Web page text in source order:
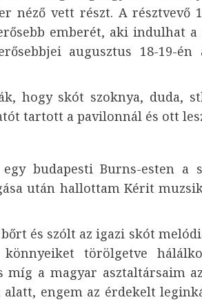
néző vett részt. A résztvevő
emberét, aki indulhat a
augusztus 18-19-
hogy skót szoknya, duda,
tartott a pavilonnál és ott
budapesti Burns-esten a
után hallottam Kérit
és szólt az igazi skót
törölgetve
míg a magyar asztaltársaim
engem az érdekelt